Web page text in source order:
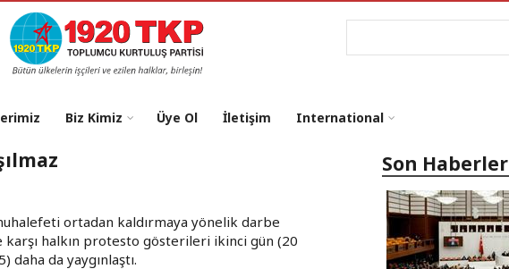
Ara
Biz Kimiz Üye Ol İletişim International
ortadan kaldırmaya yönelik darbe
halkın protesto gösterileri ikinci gün (20
daha da yaygınlaştı.
Son Haberler